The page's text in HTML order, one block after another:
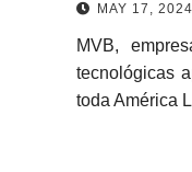
MAY 17, 2024
MVB,
tecnológicas
toda América